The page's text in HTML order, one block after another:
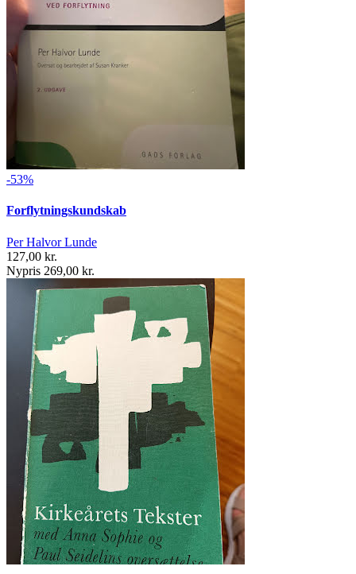
-53%
Forflytningskundskab
Per Halvor Lunde
127,00 kr.
Nypris 269,00 kr.